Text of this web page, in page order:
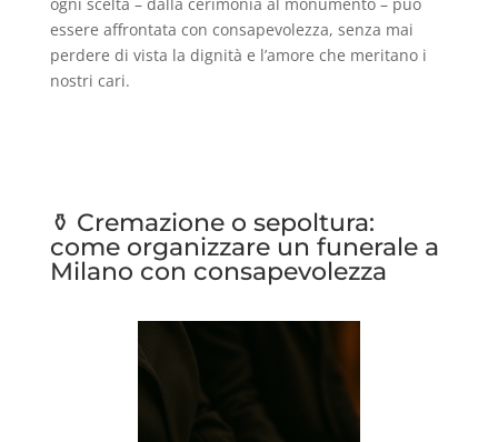
essere affrontata con consapevolezza, senza mai
perdere di vista la dignità e l’amore che meritano i
nostri cari.
⚱️ Cremazione o sepoltura:
come organizzare un funerale a
Milano con consapevolezza